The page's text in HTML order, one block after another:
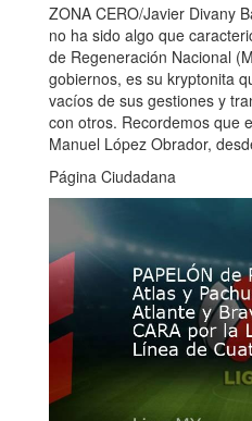
ZONA CERO/Javier Divany
no ha sido algo que
de Regeneración Nacional
gobiernos, es su kryptonita
vacíos de sus gestiones y
con otros. Recordemos que
Manuel López Obrador,
Página Ciudadana